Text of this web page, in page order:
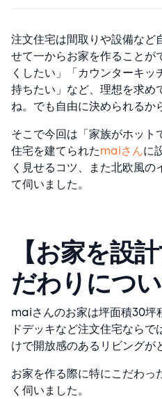
注文住宅は間取りや設備など
せて一からお家を作ることが
くしたい」「カウンターキッ
持ちたい」など、理想を求め
ね。でも自由に決められるか
そこで今回は「家族がホット
住宅を建てられたmaiさんに
く見せるコツ、また北欧風
て伺いました。
【お家を設
だわりについ
maiさんのお家は坪面積30坪
ドデッキなど注文住宅なら
けで開放感のあるリビングが
お家を作る際に特にこだわっ
く伺いました。